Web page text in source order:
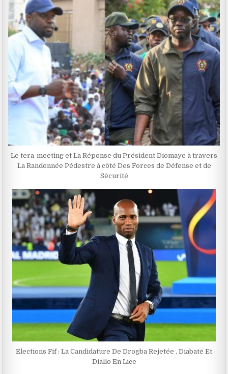
Le tera-meeting et La Réponse du Président Diomaye à travers
La Randonnée Pédestre à côté Des Forces de Défense et de
Sécurité
Elections Fif : La Candidature De Drogba Rejetée , Diabaté Et
Diallo En Lice